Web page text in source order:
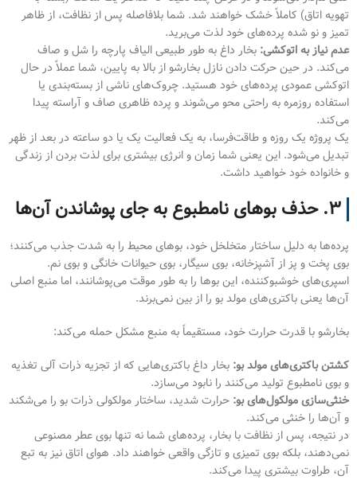
تهویه اتاق) کاملاً خشک خواهند شد. شما بلافاصله پس از نظافت، از ظاهر
تمیز و نو شده پرده‌های خود لذت می‌برید.
عدم نیاز به اتوکشی: بخار داغ به طور طبیعی الیاف پارچه را شل و صاف
می‌کند. در حین حرکت دادن نازل بخارشو از بالا به پایین، شما عملاً در حال
اتوکشی عمودی پرده‌های خود هستید. چروک‌های ناشی از بسته‌بندی یا
استفاده روزمره به راحتی محو می‌شوند و پرده ظاهری صاف و آراسته پیدا
می‌کند.
یک پروژه یک روزه و طاقت‌فرسا، به یک فعالیت یک یا دو ساعته در بعد از ظهر
تبدیل می‌شود. این یعنی شما زمان و انرژی بیشتری برای لذت بردن از زندگی
و خانواده خود خواهید داشت.
۳. حذف بوهای نامطبوع به جای پوشاندن آن‌ها
پرده‌ها به دلیل ساختار متخلخل خود، بوهای محیط را به شدت جذب می‌کنند؛
بوی پخت و پز از آشپزخانه، بوی سیگار، بوی حیوانات خانگی و بوی نم.
اسپری‌های خوشبوکننده، این بوها را به طور موقت می‌پوشانند، اما منبع اصلی
آن‌ها یعنی باکتری‌های مولد بو را از بین نمی‌برند.
بخارشو با قدرت حرارت خود، مستقیماً به منبع مشکل حمله می‌کند:
کشتن باکتری‌های مولد بو: بخار داغ باکتری‌هایی که از تجزیه ذرات آلی تغذیه
و بوی نامطبوع تولید می‌کنند را نابود می‌سازد.
خنثی‌سازی مولکول‌های بو: حرارت شدید، ساختار مولکولی ذرات بو را می‌شکند
و آن‌ها را خنثی می‌کند.
در نتیجه، پس از نظافت با بخار، پرده‌های شما نه تنها بوی عطر مصنوعی
نمی‌دهند، بلکه بوی تمیزی و تازگی واقعی خواهند داد. هوای اتاق نیز به تبع
آن، طراوت بیشتری پیدا می‌کند.